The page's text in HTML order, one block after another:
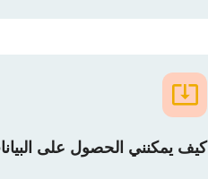
كيف يمكنني الحصول على